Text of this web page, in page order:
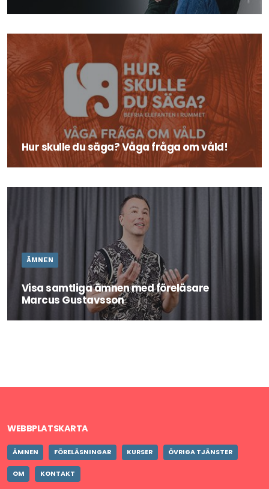
Våld i nära relationer är ett stort samhällspolitiskt
Hur skulle du säga? Våga fråga om våld!
De flesta tycker att det är obehagligt att ställa frågor om
ÄMNEN
Visa samtliga ämnen med föreläsare
Marcus Gustavsson
Marcus är en erfaren och uppskattad utbildare och
WEBBPLATSKARTA
ÄMNEN FÖRELÄSNINGAR KURSER ÖVRIGA TJÄNSTER
OM KONTAKT